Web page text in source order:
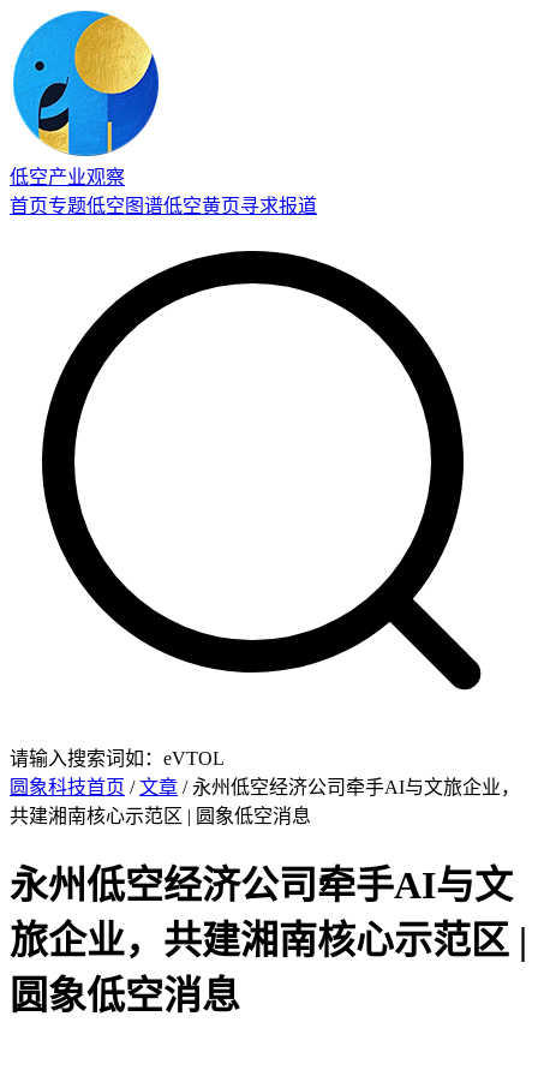
低空产业观察
首页专题低空图谱低空黄页寻求报道
请输入搜索词如：eVTOL
圆象科技首页 /文章 / 永州低空经济公司牵手AI与文旅企业，
共建湘南核心示范区 | 圆象低空消息
永州低空经济公司牵手AI与文
旅企业，共建湘南核心示范区 |
圆象低空消息